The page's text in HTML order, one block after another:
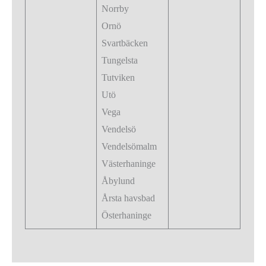
Norrby
Ornö
Svartbäcken
Tungelsta
Tutviken
Utö
Vega
Vendelsö
Vendelsömalm
Västerhaninge
Åbylund
Årsta havsbad
Österhaninge